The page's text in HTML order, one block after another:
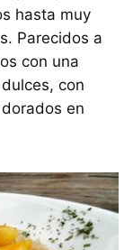
hasta muy
Parecidos a
con una
con
en